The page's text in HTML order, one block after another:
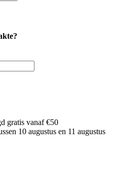
gratis vanaf €50
10 augustus en 11 augustus